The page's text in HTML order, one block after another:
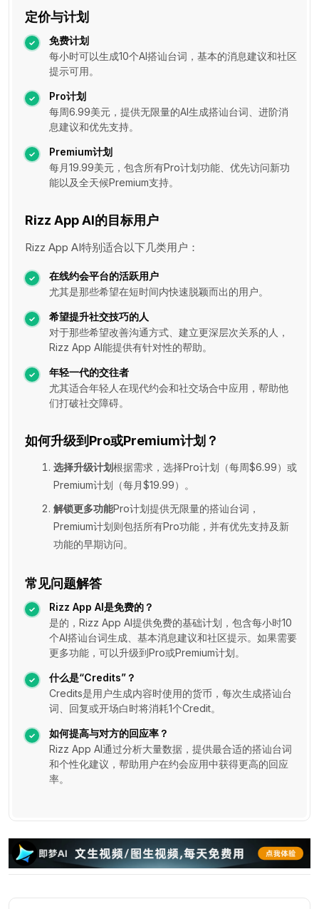
定价与计划
免费计划
每小时可以生成10个AI搭讪台词，基本的消息建议和社区
提示可用。
Pro计划
每周6.99美元，提供无限量的AI生成搭讪台词、进阶消
息建议和优先支持。
Premium计划
每月19.99美元，包含所有Pro计划功能、优先访问新功
能以及全天候Premium支持。
Rizz App AI的目标用户
Rizz App AI特别适合以下几类用户：
在线约会平台的活跃用户
尤其是那些希望在短时间内快速脱颖而出的用户。
希望提升社交技巧的人
对于那些希望改善沟通方式、建立更深层次关系的人，
Rizz App AI能提供有针对性的帮助。
年轻一代的交往者
尤其适合年轻人在现代约会和社交场合中应用，帮助他
们打破社交障碍。
如何升级到Pro或Premium计划？
选择升级计划根据需求，选择Pro计划（每周$6.99）或
Premium计划（每月$19.99）。
解锁更多功能Pro计划提供无限量的搭讪台词，
Premium计划则包括所有Pro功能，并有优先支持及新
功能的早期访问。
常见问题解答
Rizz App AI是免费的？
是的，Rizz App AI提供免费的基础计划，包含每小时10
个AI搭讪台词生成、基本消息建议和社区提示。如果需要
更多功能，可以升级到Pro或Premium计划。
什么是“Credits”？
Credits是用户生成内容时使用的货币，每次生成搭讪台
词、回复或开场白时将消耗1个Credit。
如何提高与对方的回应率？
Rizz App AI通过分析大量数据，提供最合适的搭讪台词
和个性化建议，帮助用户在约会应用中获得更高的回应
率。